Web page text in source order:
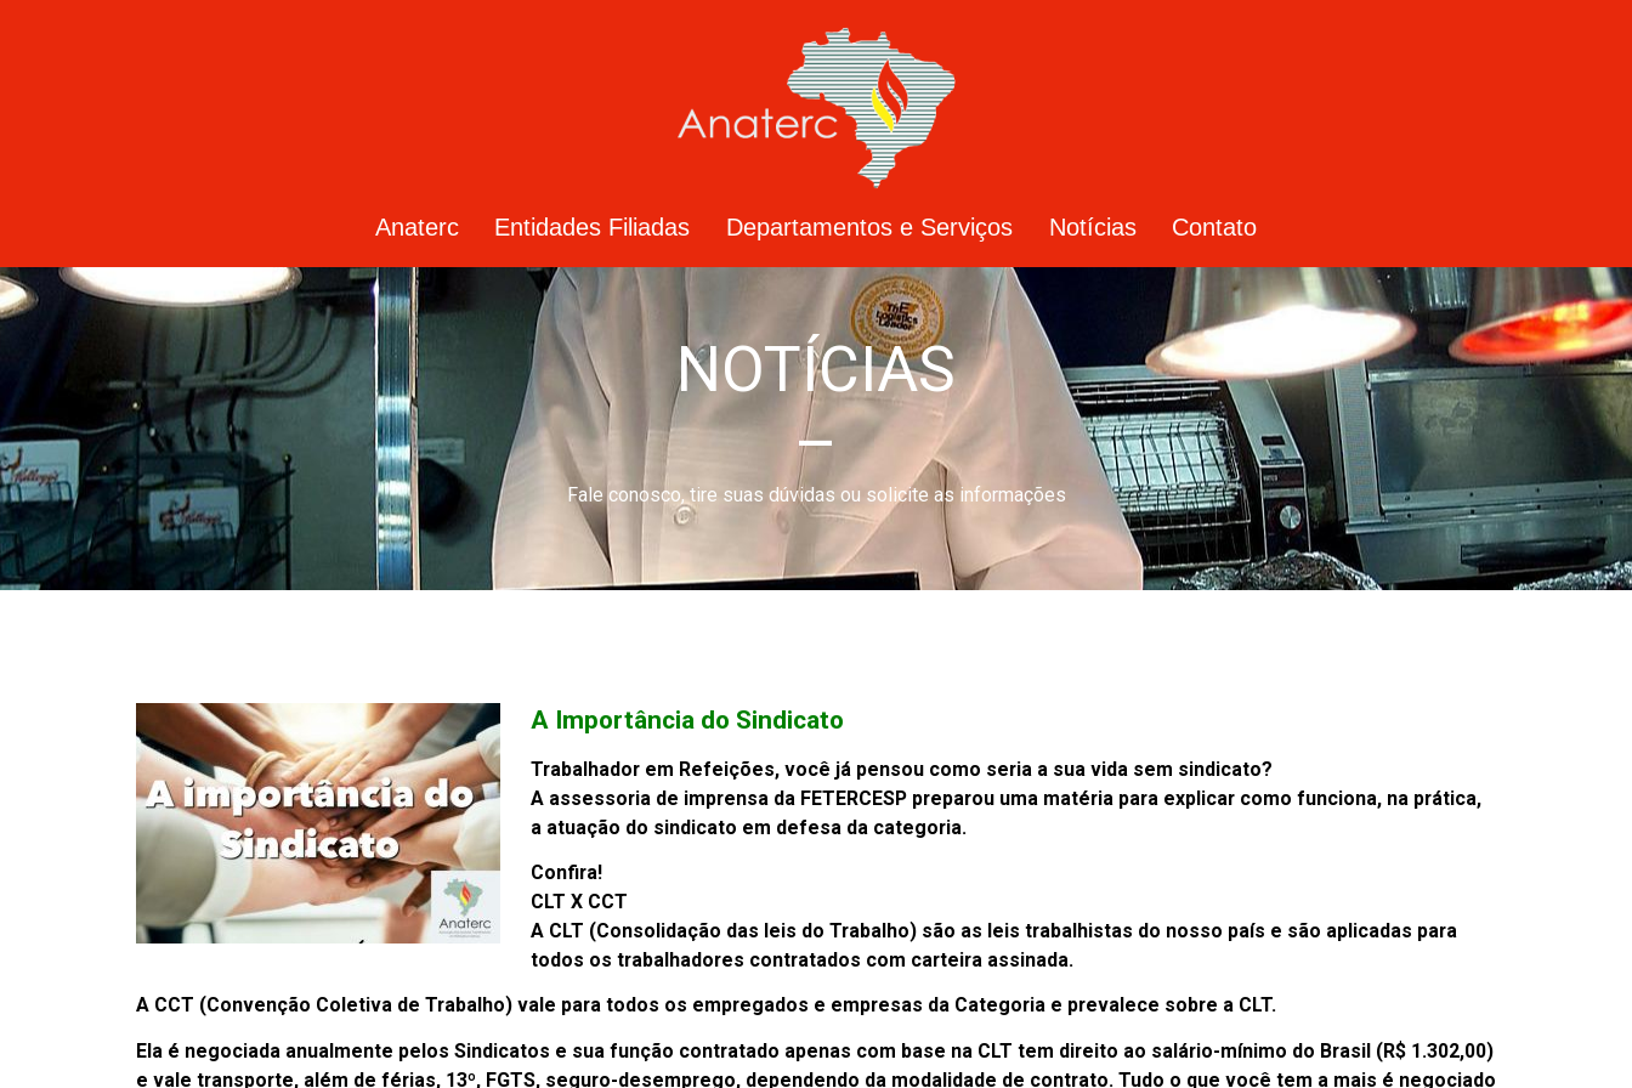
Anaterc Entidades Filiadas Departamentos e Serviços Notícias Contato
NOTÍCIAS
–
Fale conosco, tire suas dúvidas ou solicite as informações
A Importância do Sindicato
Trabalhador em Refeições, você já pensou como seria a sua vida sem sindicato?
A assessoria de imprensa da FETERCESP preparou uma matéria para explicar como funciona, na prática,
a atuação do sindicato em defesa da categoria.
Confira!
CLT X CCT
A CLT (Consolidação das leis do Trabalho) são as leis trabalhistas do nosso país e são aplicadas para
todos os trabalhadores contratados com carteira assinada.
A CCT (Convenção Coletiva de Trabalho) vale para todos os empregados e empresas da Categoria e prevalece sobre a CLT.
Ela é negociada anualmente pelos Sindicatos e sua função contratado apenas com base na CLT tem direito ao salário-mínimo do Brasil (R$ 1.302,00)
e vale transporte, além de férias, 13º, FGTS, seguro-desemprego, dependendo da modalidade de contrato. Tudo o que você tem a mais é negociado